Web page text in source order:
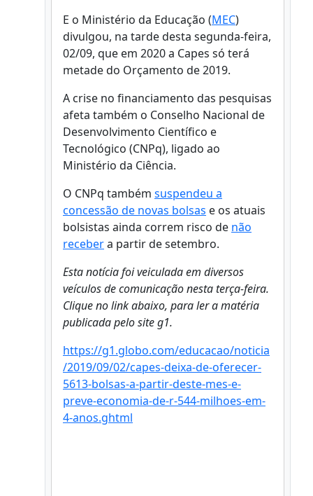
E o Ministério da Educação (MEC)
divulgou, na tarde desta segunda-feira,
02/09, que em 2020 a Capes só terá
metade do Orçamento de 2019.
A crise no financiamento das pesquisas
afeta também o Conselho Nacional de
Desenvolvimento Científico e
Tecnológico (CNPq), ligado ao
Ministério da Ciência.
O CNPq também suspendeu a
concessão de novas bolsas e os atuais
bolsistas ainda correm risco de não
recebera partir de setembro.
Esta notícia foi veiculada em diversos
veículos de comunicação nesta terça-feira.
Clique no link abaixo, para ler a matéria
publicada pelo site g1.
https://g1.globo.com/educacao/noticia
/2019/09/02/capes-deixa-de-oferecer-
5613-bolsas-a-partir-deste-mes-e-
preve-economia-de-r-544-milhoes-em-
4-anos.ghtml